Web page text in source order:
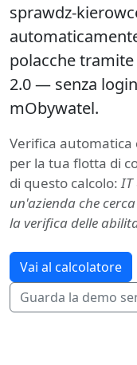
sprawdz-
polacche tramite
2.0 — senza
mObywatel.
Verifica automatica
per la tua flotta di
di questo calcolo:IT
un'azienda che
la verifica delle
Vai al calcolatore
Guarda la demo